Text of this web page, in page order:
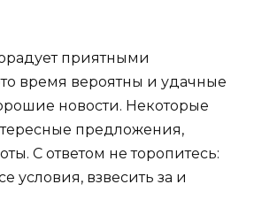
приятными
время вероятны и удачные
новости. Некоторые
предложения,
С ответом не торопитесь:
условия, взвесить за и